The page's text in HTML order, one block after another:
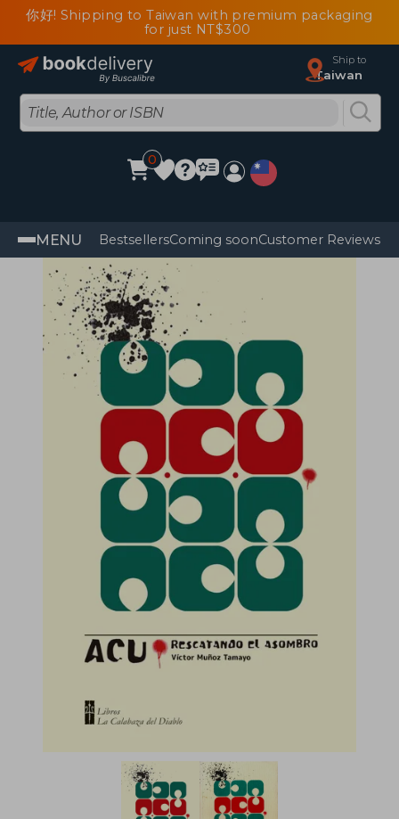
你好! Shipping to Taiwan with premium packaging
for just NT$300
Ship to
Taiwan
0
MENU BestsellersComing soonCustomer Reviews